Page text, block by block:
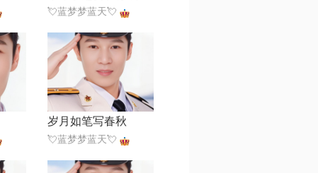
💘蓝梦梦蓝天💘
岁月如笔写春秋
💘蓝梦梦蓝天💘